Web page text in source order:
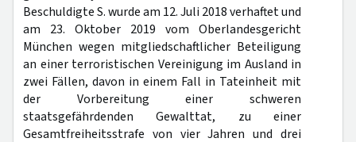
Beschuldigte S. wurde am 12. Juli 2018 verhaftet und
am 23. Oktober 2019 vom Oberlandesgericht
München wegen mitgliedschaftlicher Beteiligung
an einer terroristischen Vereinigung im Ausland in
zwei Fällen, davon in einem Fall in Tateinheit mit
der Vorbereitung einer schweren
staatsgefährdenden Gewalttat, zu einer
Gesamtfreiheitsstrafe von vier Jahren und drei